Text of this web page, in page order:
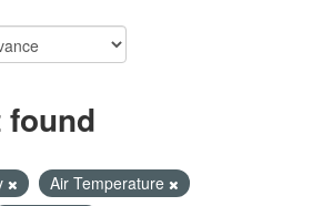
found
Air Temperature